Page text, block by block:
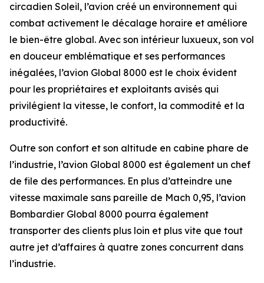
circadien Soleil, l’avion créé un environnement qui
combat activement le décalage horaire et améliore
le bien-être global. Avec son intérieur luxueux, son vol
en douceur emblématique et ses performances
inégalées, l’avion Global 8000 est le choix évident
pour les propriétaires et exploitants avisés qui
privilégient la vitesse, le confort, la commodité et la
productivité.
Outre son confort et son altitude en cabine phare de
l’industrie, l’avion Global 8000 est également un chef
de file des performances. En plus d’atteindre une
vitesse maximale sans pareille de Mach 0,95, l’avion
Bombardier Global 8000 pourra également
transporter des clients plus loin et plus vite que tout
autre jet d’affaires à quatre zones concurrent dans
l’industrie.